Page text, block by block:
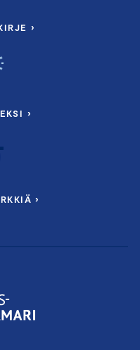
›
›
›